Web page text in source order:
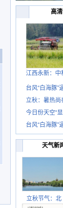
高
江西永新：中
台风“白海豚”
立秋：暑热尚
今日份天空“
台风“白海豚”
天气新
立秋节气：北